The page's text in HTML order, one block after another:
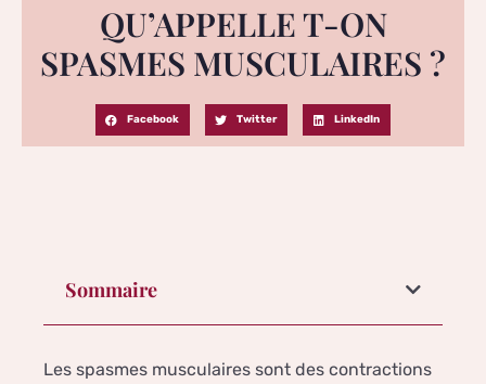
QU’APPELLE T-ON
SPASMES MUSCULAIRES ?
Facebook Twitter LinkedIn
Sommaire
Les spasmes musculaires sont des contractions